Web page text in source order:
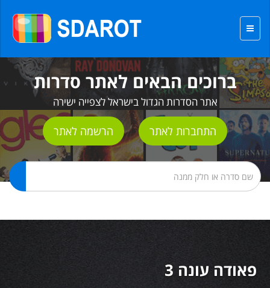
ברוכים הבאים לאתר סדרות
אתר הסדרות הגדול בישראל לצפייה ישירה
התחברות לאתר הרשמה לאתר
פאודה עונה 3